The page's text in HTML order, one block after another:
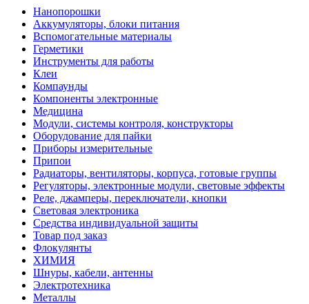
Нанопорошки
Аккумуляторы, блоки питания
Вспомогательные материалы
Герметики
Инструменты для работы
Клеи
Компаунды
Компоненты электронные
Медицина
Модули, системы контроля, конструкторы
Оборудование для пайки
Приборы измерительные
Припои
Радиаторы, вентиляторы, корпуса, готовые группы
Регуляторы, электронные модули, световые эффекты
Реле, джамперы, переключатели, кнопки
Световая электроника
Средства индивидуальной защиты
Товар под заказ
Флокулянты
ХИМИЯ
Шнуры, кабели, антенны
Электротехника
Металлы